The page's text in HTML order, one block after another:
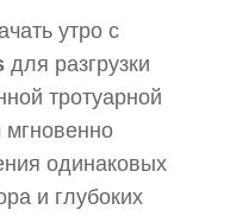
утро с
для разгрузки
тротуарной
мгновенно
одинаковых
и глубоких